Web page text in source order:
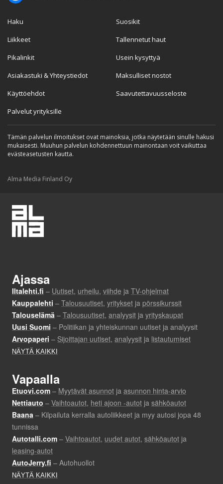
Haku
Liikkeet
Pikalinkit
Asiakastuki & Yhteystiedot
Käyttöehdot
Palvelut yrityksille
Suosikit
Tallennetut haut
Usein kysyttyä
Maksulliset nostot
Saavutettavuusseloste
Tämän palvelun ilmoitukset ovat mainoksia, jotka näytetään sinulle hakusi
mukaisesti. Muuhun palvelun kohdennettuun mainontaan voit vaikuttaa
evästeasetusten kautta.
Alma Media Finland Oy